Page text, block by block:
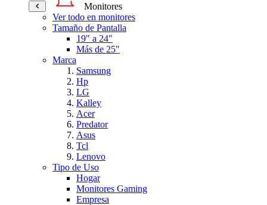
Monitores
Ver todo en monitores
Tamaño de Pantalla
19" a 24"
Más de 25"
Marca
Samsung
Hp
LG
Kalley
Acer
Predator
Asus
Tcl
Lenovo
Tipo de Uso
Hogar
Monitores Gaming
Empresa